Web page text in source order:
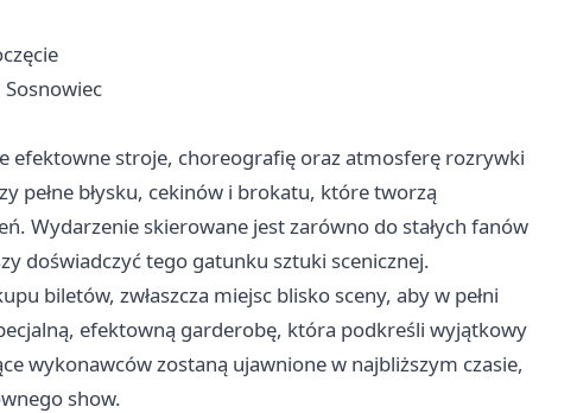
efektowne stroje, choreografię oraz atmosferę rozrywki
pełne błysku, cekinów i brokatu, które tworzą
Wydarzenie skierowane jest zarówno do stałych fanów
doświadczyć tego gatunku sztuki scenicznej.
biletów, zwłaszcza miejsc blisko sceny, aby w pełni
efektowną garderobę, która podkreśli wyjątkowy
wykonawców zostaną ujawnione w najbliższym czasie,
show.